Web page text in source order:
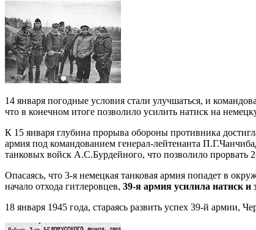
14 января погодные условия стали улучшаться, и
что в конечном итоге позволило усилить натиск на
К 15 января глубина прорыва обороны противника
армия под командованием генерал-лейтенанта
танковых войск А.С.Бурдейного, что позволило
Опасаясь, что 3-я немецкая танковая армия попадет в
начало отхода гитлеровцев, 39-я армия усилила натиск
18 января 1945 года, стараясь развить успех 39-й армии,